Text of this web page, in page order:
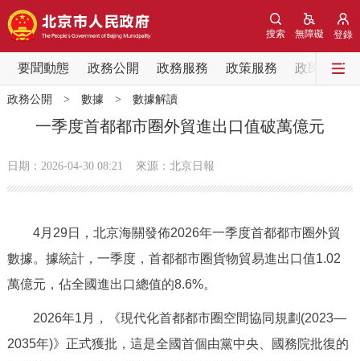
登錄
無障礙
搜索
要聞動態 政務公開 政務服務 政策服務 政民互動
要聞動態
黨中央精神 國務院資訊
政務公開
市領導 機構職能
政務公開 > 數據 > 數據解讀
一季度首都都市圈外貿進出口值破萬億元
日期：2026-04-30 08:21 來源：北京日報
4月29日，北京海關發佈2026年一季度首都都市圈外貿
數據。據統計，一季度，首都都市圈貨物貿易進出口值1.02
萬億元，佔全國進出口總值的8.6%。
2026年1月，《現代化首都都市圈空間協同規劃(2023—
2035年)》正式獲批，這是全國首個由黨中央、國務院批復的